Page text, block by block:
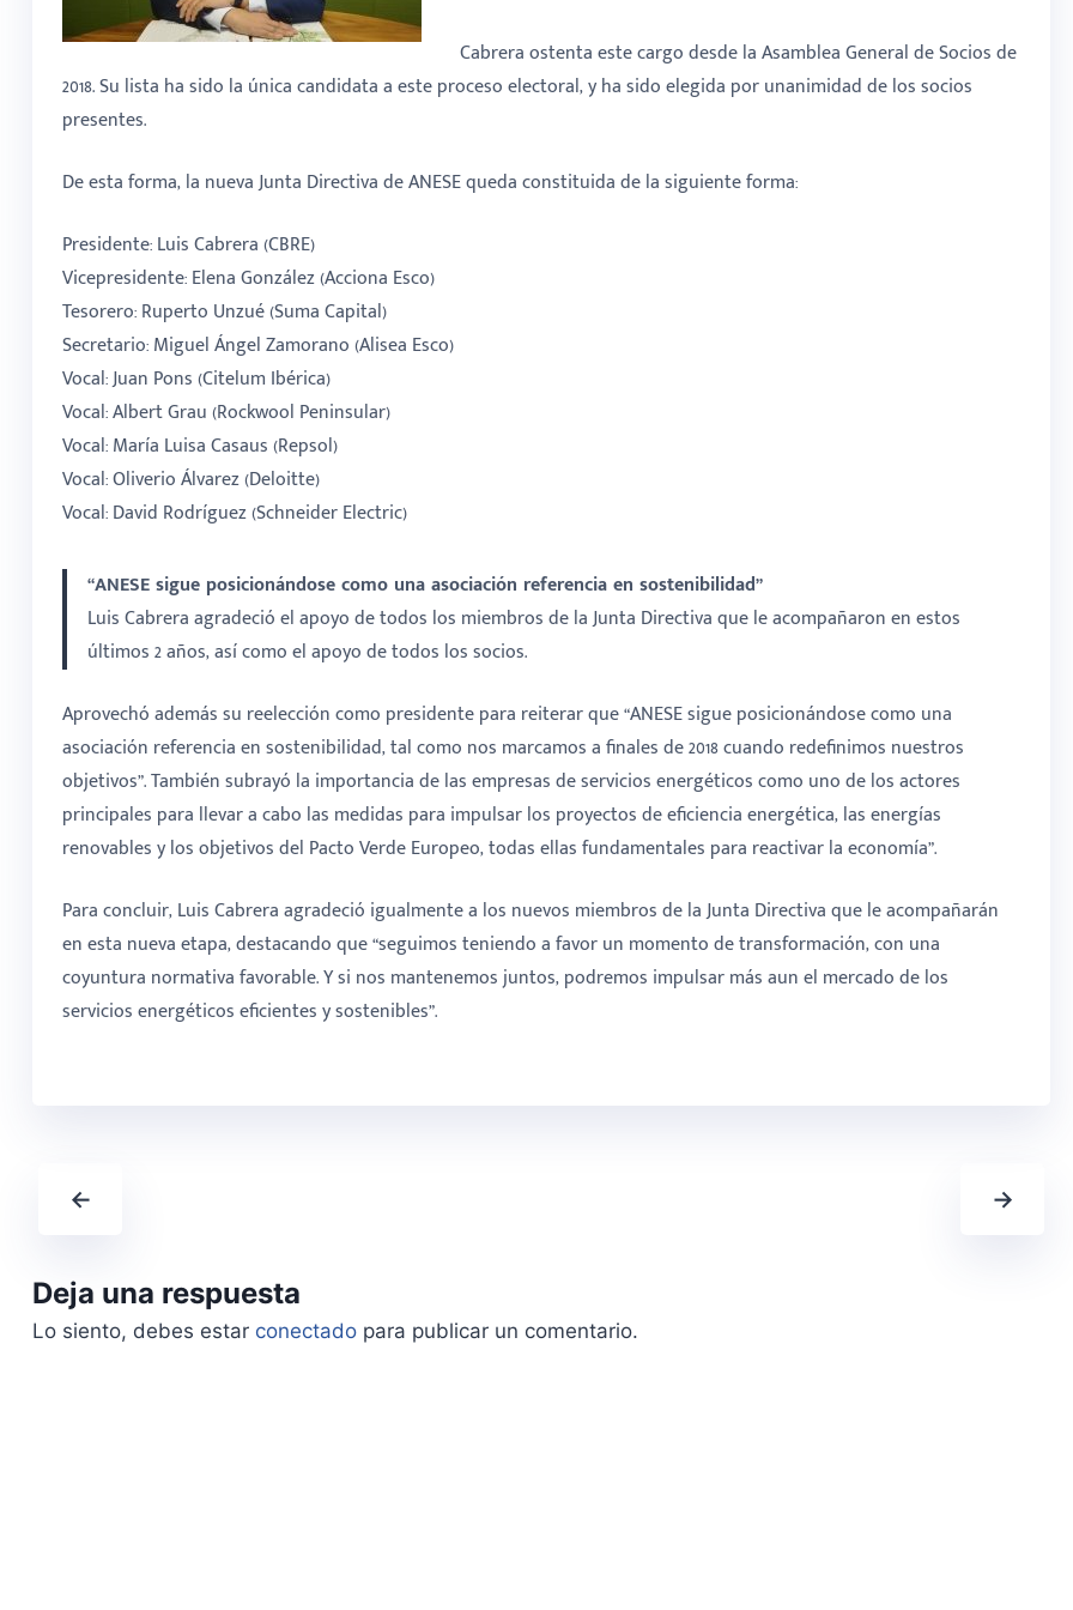
Cabrera ostenta este cargo desde la Asamblea General de Socios de
2018. Su lista ha sido la única candidata a este proceso electoral, y ha sido elegida por unanimidad de los socios
presentes.
De esta forma, la nueva Junta Directiva de ANESE queda constituida de la siguiente forma:
Presidente: Luis Cabrera (CBRE)
Vicepresidente: Elena González (Acciona Esco)
Tesorero: Ruperto Unzué (Suma Capital)
Secretario: Miguel Ángel Zamorano (Alisea Esco)
Vocal: Juan Pons (Citelum Ibérica)
Vocal: Albert Grau (Rockwool Peninsular)
Vocal: María Luisa Casaus (Repsol)
Vocal: Oliverio Álvarez (Deloitte)
Vocal: David Rodríguez (Schneider Electric)
“ANESE sigue posicionándose como una asociación referencia en sostenibilidad”
Luis Cabrera agradeció el apoyo de todos los miembros de la Junta Directiva que le acompañaron en estos
últimos 2 años, así como el apoyo de todos los socios.
Aprovechó además su reelección como presidente para reiterar que “ANESE sigue posicionándose como una
asociación referencia en sostenibilidad, tal como nos marcamos a finales de 2018 cuando redefinimos nuestros
objetivos”. También subrayó la importancia de las empresas de servicios energéticos como uno de los actores
principales para llevar a cabo las medidas para impulsar los proyectos de eficiencia energética, las energías
renovables y los objetivos del Pacto Verde Europeo, todas ellas fundamentales para reactivar la economía”.
Para concluir, Luis Cabrera agradeció igualmente a los nuevos miembros de la Junta Directiva que le acompañarán
en esta nueva etapa, destacando que “seguimos teniendo a favor un momento de transformación, con una
coyuntura normativa favorable. Y si nos mantenemos juntos, podremos impulsar más aun el mercado de los
servicios energéticos eficientes y sostenibles”.
← →
Deja una respuesta
Lo siento, debes estar conectado para publicar un comentario.